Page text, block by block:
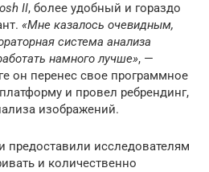
II, более удобный и гораздо
«Мне казалось очевидным,
система анализа
намного лучше», —
он перенес свое программное
и провел ребрендинг,
изображений.
предоставили исследователям
и количественно